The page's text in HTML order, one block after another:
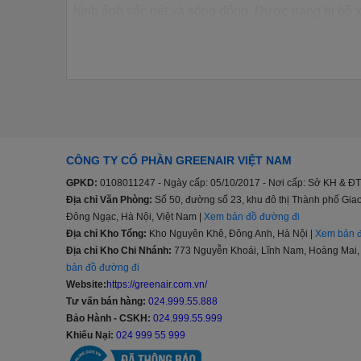
độ tương phản và màu sắc, mang lại trải
Dòng tivi QNED LG 4K 55 inch với đại diện là
Tivi QNED LG 4K 55 inch 55QNED80TSA sở hữu
phân giải 4Kgiúp hiển thị hình ảnh sắc nét và
Công nghệ Advanced Local Dimmingcải thiện
Protối ưu hóa âm thanh dựa trên nội dung và
ứng dụng giải trí phổ biến và trợ lý ảo AI ThinQ.
Với những công nghệ tiên tiến này,
Dòng Smart tivi NanoCell LG 4K 55 inch với
CÔNG TY CỔ PHẦN GREENAIR VIỆT NAM
GPKD: 0108011247 - Ngày cấp: 05/10/2017 - Nơi cấp: Sở KH & ĐT
Địa chỉ Văn Phòng: Số 50, đường số 23, khu đô thị Thành phố
Đông Ngạc, Hà Nội, Việt Nam | Xem bản đồ đường đi
Địa chỉ Kho Tổng: Kho Nguyên Khê, Đông Anh, Hà Nội | Xem bản
Địa chỉ Kho Chi Nhánh: 773 Nguyễn Khoái, Lĩnh Nam, Hoàng Mai,
bản đồ đường đi
Website:https://greenair.com.vn/
Tư vấn bán hàng: 024.999.55.888
Bảo Hành - CSKH: 024.999.55.999
Khiếu Nại: 024 999 55 999